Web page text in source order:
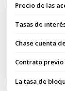
Precio de las
Tasas de
Chase cuenta
Contrato
La tasa de